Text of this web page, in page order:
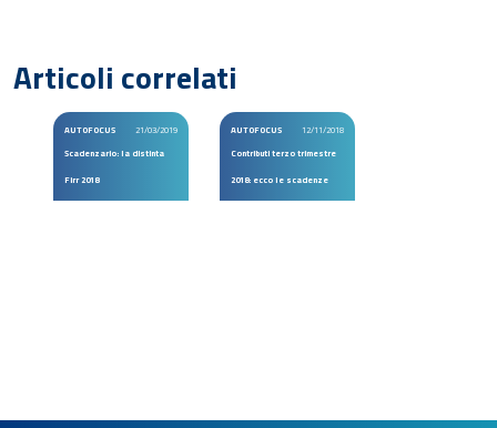
Articoli correlati
AUTOFOCUS
21/03/2019
Scadenzario: la distinta
Firr 2018
AUTOFOCUS
12/11/2018
Contributi terzo trimestre
2018: ecco le scadenze